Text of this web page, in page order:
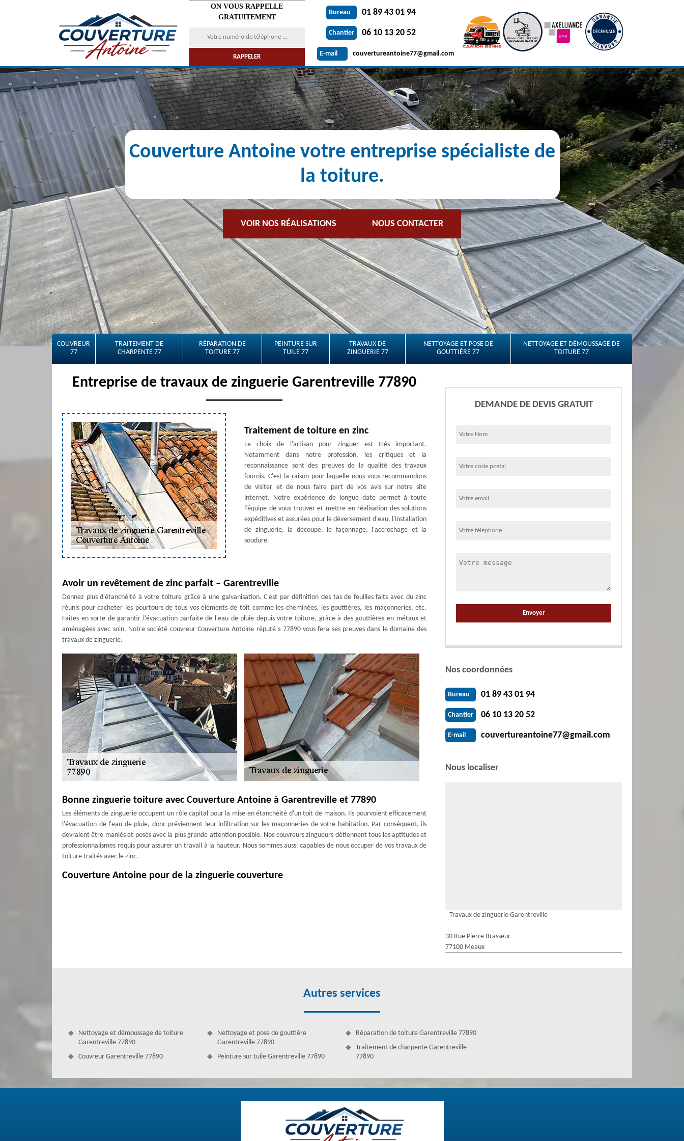
ON VOUS RAPPELLE
GRATUITEMENT
Bureau 01 89 43 01 94
Chantier 06 10 13 20 52
E-mail couvertureantoine77@gmail.com
Couverture Antoine votre entreprise spécialiste de
la toiture.
VOIR NOS RÉALISATIONS NOUS CONTACTER
COUVREUR
77
TRAITEMENT DE
CHARPENTE 77
RÉPARATION DE
TOITURE 77
PEINTURE SUR
TUILE 77
TRAVAUX DE
ZINGUERIE 77
NETTOYAGE ET POSE DE
GOUTTIÈRE 77
NETTOYAGE ET DÉMOUSSAGE DE
TOITURE 77
Entreprise de travaux de zinguerie Garentreville 77890
Traitement de toiture en zinc
Le choix de l'artisan pour zinguer est très important.
Notamment dans notre profession, les critiques et la
reconnaissance sont des preuves de la qualité des travaux
fournis. C'est la raison pour laquelle nous vous recommandons
de visiter et de nous faire part de vos avis sur notre site
internet. Notre expérience de longue date permet à toute
l’équipe de vous trouver et mettre en réalisation des solutions
expéditives et assurées pour le déversement d'eau, l'installation
de zinguerie, la découpe, le façonnage, l'accrochage et la
soudure.
Avoir un revêtement de zinc parfait – Garentreville
Donnez plus d'étanchéité à votre toiture grâce à une galvanisation. C'est par définition des tas de feuilles faits avec du zinc
réunis pour cacheter les pourtours de tous vos éléments de toit comme les cheminées, les gouttières, les maçonneries, etc.
Faites en sorte de garantir l'évacuation parfaite de l'eau de pluie depuis votre toiture, grâce à des gouttières en métaux et
aménagées avec soin. Notre société couvreur Couverture Antoine réputé s 77890 vous fera ses preuves dans le domaine des
travaux de zinguerie.
Bonne zinguerie toiture avec Couverture Antoine à Garentreville et 77890
Les éléments de zinguerie occupent un rôle capital pour la mise en étanchéité d'un toit de maison. Ils pourvoient efficacement
l'évacuation de l'eau de pluie, donc préviennent leur infiltration sur les maçonneries de votre habitation. Par conséquent, ils
devraient être maniés et posés avec la plus grande attention possible. Nos couvreurs zingueurs détiennent tous les aptitudes et
professionnalismes requis pour assurer un travail à la hauteur. Nous sommes aussi capables de nous occuper de vos travaux de
toiture traités avec le zinc.
Couverture Antoine pour de la zinguerie couverture
Couverture Antoine est une grande entreprise de zinguerie qui dispose les meilleurs couvreurs zingueur de toute la
Garentreville. Donc, en faisant appel à Couverture Antoine, vous avez la chance de bénéficier des couvreurs zingueurs qualifié
et compétents qui sont en mesure de prendre en main toute sorte de travaux de zinguerie, que ce soit pour les travaux
d’installation ou de réparation de zinguerie. Ainsi, ces couvreurs zingueurs sont des professionnels et capables de réaliser des
DEMANDE DE DEVIS GRATUIT
Nos coordonnées
Bureau 01 89 43 01 94
Chantier 06 10 13 20 52
E-mail couvertureantoine77@gmail.com
Nous localiser
Travaux de zinguerie Garentreville
30 Rue Pierre Brasseur
77100 Meaux
Autres services
Nettoyage et démoussage de toiture
Garentreville 77890
Couvreur Garentreville 77890
Nettoyage et pose de gouttière
Garentreville 77890
Peinture sur tuile Garentreville 77890
Réparation de toiture Garentreville 77890
Traitement de charpente Garentreville
77890